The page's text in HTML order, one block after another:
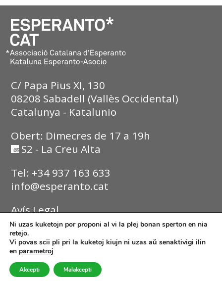
C/ Papa Pius XI, 130
08208 Sabadell (Vallès Occidental)
Catalunya - Katalunio
Obert: Dimecres de 17 a 19h
S2 - La Creu Alta
Tel: +34 937 163 633
info@esperanto.cat
Avís Legal
Política de Privadesa
Política de Cookies
Ni uzas kuketojn por proponi al vi la plej bonan sperton en nia
retejo.
Vi povas scii pli pri la kuketoj kiujn ni uzas aŭ senaktivigi ilin
en parametroj
Akcepti Malakcepti